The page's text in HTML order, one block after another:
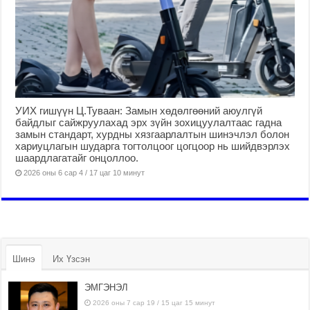
УИХ гишүүн Ц.Туваан: Замын хөдөлгөөний аюулгүй
байдлыг сайжруулахад эрх зүйн зохицуулалтаас гадна
замын стандарт, хурдны хязгаарлалтын шинэчлэл болон
хариуцлагын шударга тогтолцоог цогцоор нь шийдвэрлэх
шаардлагатайг онцоллоо.
2026 оны 6 сар 4 / 17 цаг 10 минут
Шинэ Их Үзсэн
ЭМГЭНЭЛ
2026 оны 7 сар 19 / 15 цаг 15 минут